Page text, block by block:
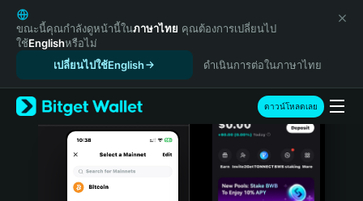
English
日本語
Tiếng Việt
Español (Latinoamérica)
Türkçe
Italiano
ขณะนี้คุณกำลังดูหน้านี้ในภาษาไทย คุณต้องการเปลี่ยนไป
ใช้Englishหรือไม่
เปลี่ยนไปใช้English
ดำเนินการต่อในภาษาไทย
ดาวน์โหลดเลย